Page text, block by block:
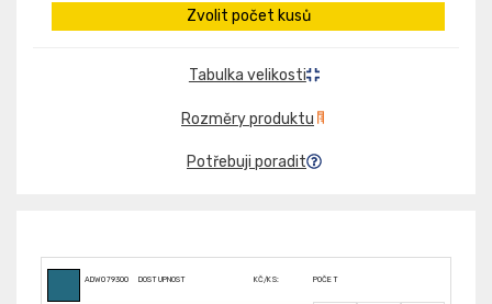
Zvolit počet kusů
Tabulka velikosti
Rozměry produktu
Potřebuji poradit
ADW079300 DOSTUPNOST KČ/KS: POČET